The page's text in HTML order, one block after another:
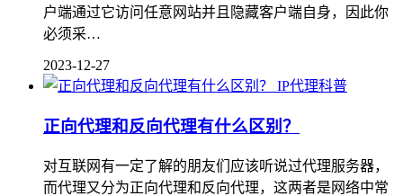
户端通过它访问任意网站并且隐藏客户端自身，因此你
必须采…
2023-12-27
IP代理科普
正向代理和反向代理有什么区别？
对互联网有一定了解的朋友们应该听说过代理服务器，
而代理又分为正向代理和反向代理，这两者是网络中常